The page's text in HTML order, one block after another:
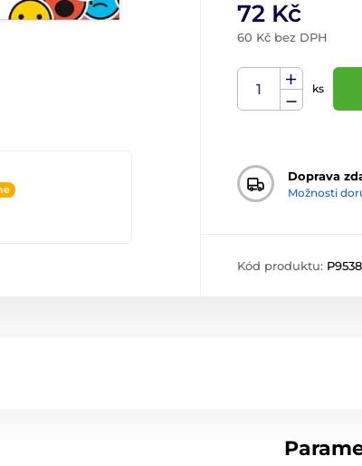
72 Kč
60 Kč bez DPH
ks
Doprava
Možnosti
Kód produktu: